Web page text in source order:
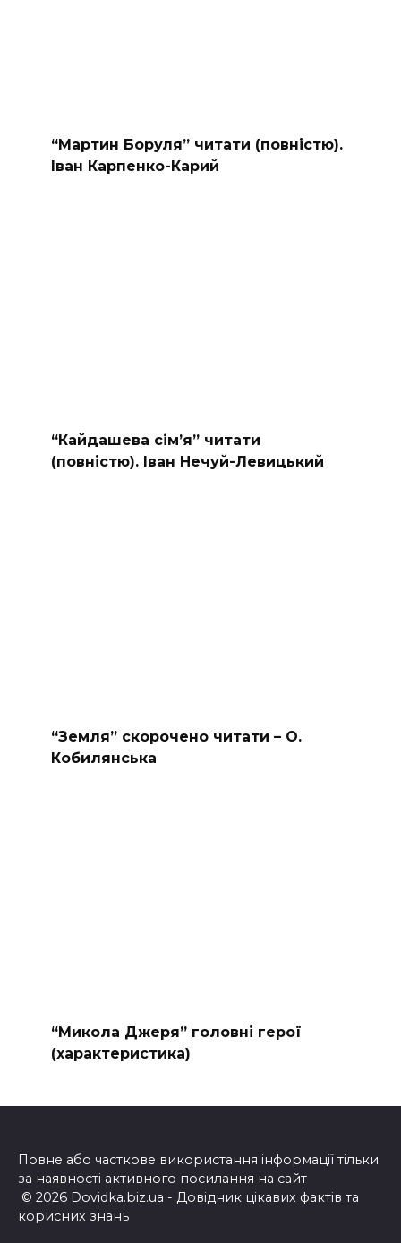
“Мартин Боруля” читати (повністю).
Іван Карпенко-Карий
“Кайдашева сiм’я” читати
(повністю). Іван Нечуй-Левицький
“Земля” скорочено читати – О.
Кобилянська
“Микола Джеря” головні герої
(характеристика)
Повне або часткове використання інформації тільки
за наявності активного посилання на сайт
© 2026 Dovidka.biz.ua - Довідник цікавих фактів та
корисних знань